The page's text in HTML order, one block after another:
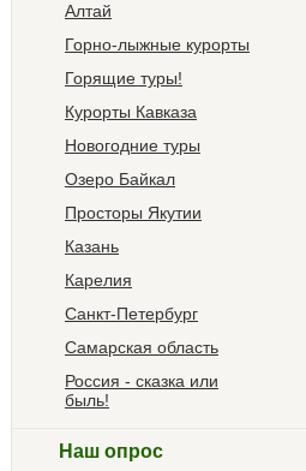
Алтай
Горно-лыжные курорты
Горящие туры!
Курорты Кавказа
Новогодние туры
Озеро Байкал
Просторы Якутии
Казань
Карелия
Санкт-Петербург
Самарская область
Россия - сказка или
быль!
Наш опрос